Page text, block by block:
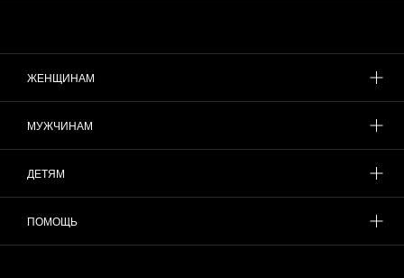
ЖЕНЩИНАМ
МУЖЧИНАМ
ДЕТЯМ
ПОМОЩЬ